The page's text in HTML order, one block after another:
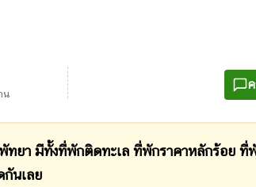
น
มีทั้งที่พักติดทะเล ที่พักราคาหลักร้อย ที่พั
นเลย